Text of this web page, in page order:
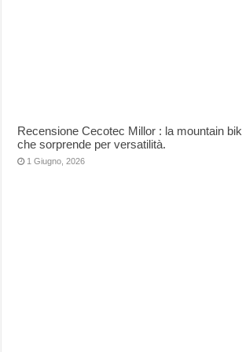
Recensione Cecotec Millor : la mountain
che sorprende per versatilità.
1 Giugno, 2026